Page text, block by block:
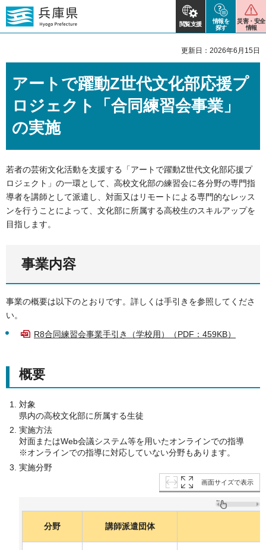
閲覧支援
情報を
探す
災害・安全
情報
更新日：2026年6月15日
アートで躍動Z世代文化部応援プ
ロジェクト「合同練習会事業」
の実施
若者の芸術文化活動を支援する「アートで躍動Z世代文化部応援プ
ロジェクト」の一環として、高校文化部の練習会に各分野の専門指
導者を講師として派遣し、対面又はリモートによる専門的なレッス
ンを行うことによって、文化部に所属する高校生のスキルアップを
目指します。
事業内容
事業の概要は以下のとおりです。詳しくは手引きを参照してくださ
い。
R8合同練習会事業手引き（学校用）（PDF：459KB）
概要
対象
県内の高校文化部に所属する生徒
実施方法
対面またはWeb会議システム等を用いたオンラインでの指導
※オンラインでの指導に対応していない分野もあります。
実施分野
画面サイズで表示
分野 講師派遣団体